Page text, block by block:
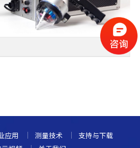
应用 测量技术
支持与下载